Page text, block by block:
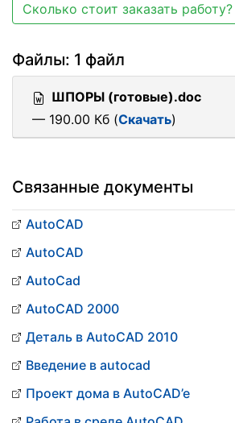
Сколько стоит заказать работу?
Файлы: 1 файл
ШПОРЫ (готовые).doc
— 190.00 Кб (Скачать)
Связанные документы
AutoCAD
AutoCAD
AutoCad
AutoCAD 2000
Деталь в AutoCAD 2010
Введение в autocad
Проект дома в AutoCAD’e